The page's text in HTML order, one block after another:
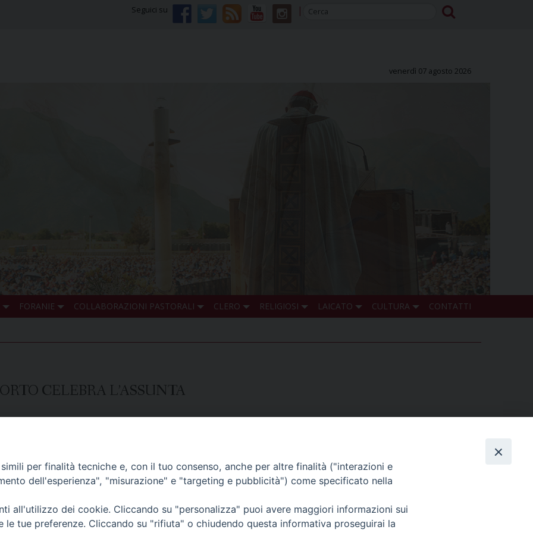
Seguici su
venerdì 07 agosto 2026
FORANIE COLLABORAZIONI PASTORALI CLERO RELIGIOSI LAICATO CULTURA CONTATTI
CELEBRA L’ASSUNTA
la “Madone d’Avost”.
la Messa vespertina«da vea» , animata dal coro “Rosas di mont” della Pieve.
11 sarà celebrata la Messa solenne e alle 18 i Vespri. Entrambe le celebrazioni saranno animate dai
per finalità tecniche e, con il tuo consenso, anche per altre finalità ("interazioni e
dell'esperienza", "misurazione" e "targeting e pubblicità") come specificato nella
all'utilizzo dei cookie. Cliccando su "personalizza" puoi avere maggiori informazioni sui
le tue preferenze. Cliccando su "rifiuta" o chiudendo questa informativa proseguirai la